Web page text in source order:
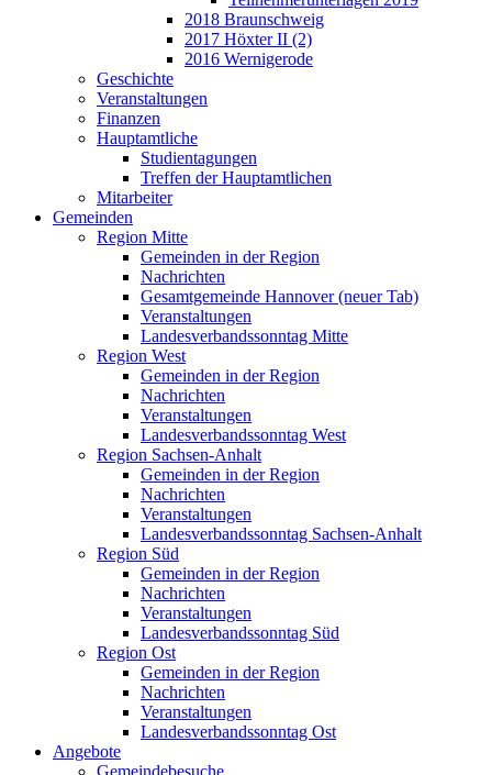
2018 Braunschweig
2017 Höxter II (2)
2016 Wernigerode
Geschichte
Veranstaltungen
Finanzen
Hauptamtliche
Studientagungen
Treffen der Hauptamtlichen
Mitarbeiter
Gemeinden
Region Mitte
Gemeinden in der Region
Nachrichten
Gesamtgemeinde Hannover (neuer Tab)
Veranstaltungen
Landesverbandssonntag Mitte
Region West
Gemeinden in der Region
Nachrichten
Veranstaltungen
Landesverbandssonntag West
Region Sachsen-Anhalt
Gemeinden in der Region
Nachrichten
Veranstaltungen
Landesverbandssonntag Sachsen-Anhalt
Region Süd
Gemeinden in der Region
Nachrichten
Veranstaltungen
Landesverbandssonntag Süd
Region Ost
Gemeinden in der Region
Nachrichten
Veranstaltungen
Landesverbandssonntag Ost
Angebote
Gemeindebesuche